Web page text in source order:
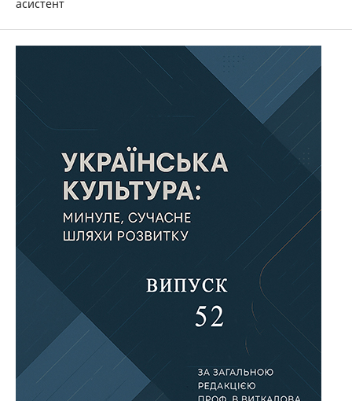
асистент